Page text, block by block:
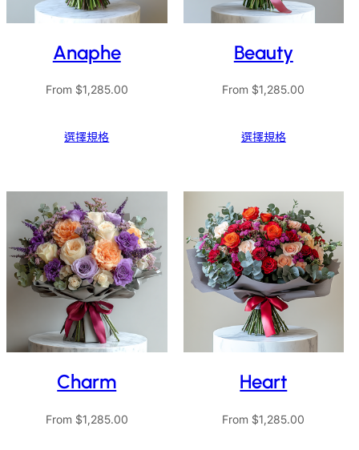
Anaphe
From $1,285.00
選擇規格
Beauty
From$1,285.00
選擇規格
Charm
From $1,285.00
Heart
From$1,285.00